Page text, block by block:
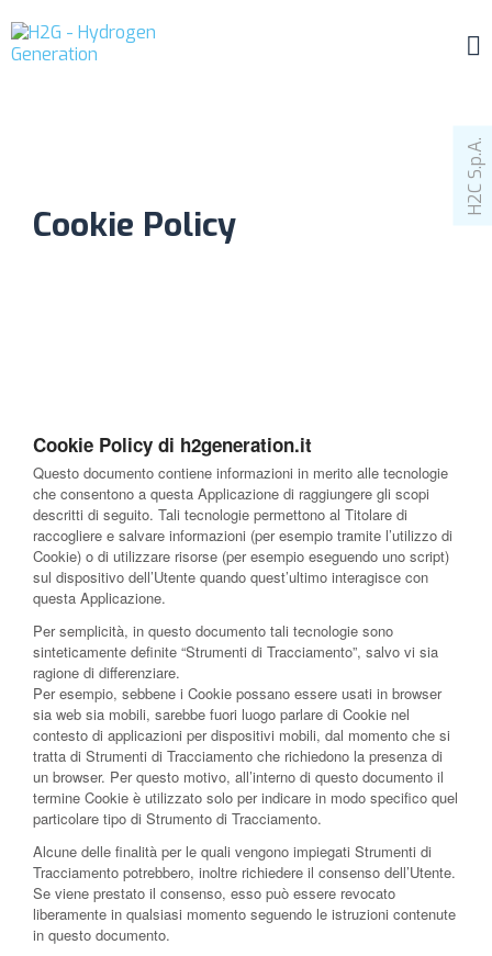
H2C S.p.A.
Cookie Policy
Cookie Policy di h2generation.it
Questo documento contiene informazioni in merito alle tecnologie
che consentono a questa Applicazione di raggiungere gli scopi
descritti di seguito. Tali tecnologie permettono al Titolare di
raccogliere e salvare informazioni (per esempio tramite l’utilizzo di
Cookie) o di utilizzare risorse (per esempio eseguendo uno script)
sul dispositivo dell’Utente quando quest’ultimo interagisce con
questa Applicazione.
Per semplicità, in questo documento tali tecnologie sono
sinteticamente definite “Strumenti di Tracciamento”, salvo vi sia
ragione di differenziare.
Per esempio, sebbene i Cookie possano essere usati in browser
sia web sia mobili, sarebbe fuori luogo parlare di Cookie nel
contesto di applicazioni per dispositivi mobili, dal momento che si
tratta di Strumenti di Tracciamento che richiedono la presenza di
un browser. Per questo motivo, all’interno di questo documento il
termine Cookie è utilizzato solo per indicare in modo specifico quel
particolare tipo di Strumento di Tracciamento.
Alcune delle finalità per le quali vengono impiegati Strumenti di
Tracciamento potrebbero, inoltre richiedere il consenso dell’Utente.
Se viene prestato il consenso, esso può essere revocato
liberamente in qualsiasi momento seguendo le istruzioni contenute
in questo documento.